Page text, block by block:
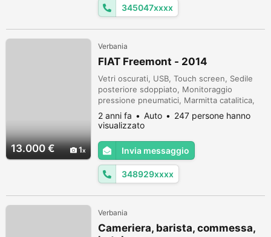
345047xxxx
13.000 € 1
Verbania
FIAT Freemont - 2014
Vetri oscurati, USB, Touch screen, Sedile
posteriore sdoppiato, Monitoraggio
pressione pneumatici, Marmitta catalitica,
Hill holder, Chiusura centralizzata
telecomandata, Chiusura centralizzata
Portapacchi, Immobilizzatore elettronico,
Filtro antiparticolato, Cronologia tagliandi,
Cerchi in lega, Volante multifunzione, ...
2 anni fa Auto
247 persone hanno
visualizzato
Invia messaggio
348929xxxx
Verbania
Cameriera, barista, commessa,